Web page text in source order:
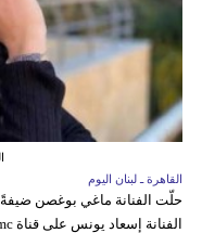
القاهرة ـ لبنان اليوم
حلّت الفنانة ماغي بوغصن